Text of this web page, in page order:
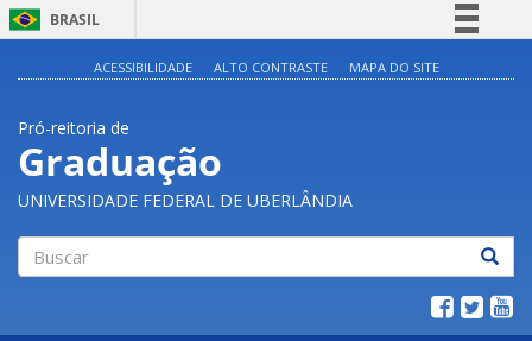
BRASIL
Legislação
Canais
ACESSIBILIDADE ALTO CONTRASTE MAPA DO SITE
Pró-reitoria de
Graduação
UNIVERSIDADE FEDERAL DE UBERLÂNDIA